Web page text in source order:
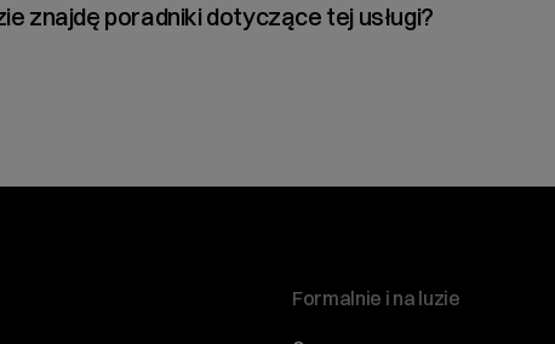
znajdę poradniki dotyczące tej usługi?
Formalnie i na luzie